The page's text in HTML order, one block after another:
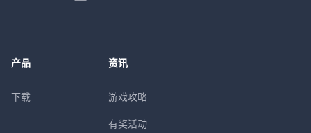
产品
下载
资讯
游戏攻略
有奖活动